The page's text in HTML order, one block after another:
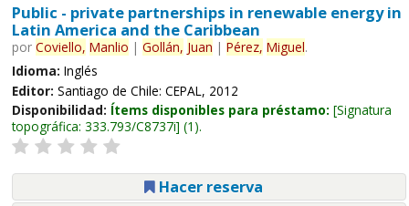
Public - private partnerships in renewable energy in
Latin America and the Caribbean
por Coviello, Manlio | Gollán, Juan | Pérez, Miguel.
Idioma: Inglés
Editor: Santiago de Chile: CEPAL, 2012
Disponibilidad: Ítems disponibles para préstamo: Signatura
topográfica: 333.793/C8737i (1).
Hacer reserva